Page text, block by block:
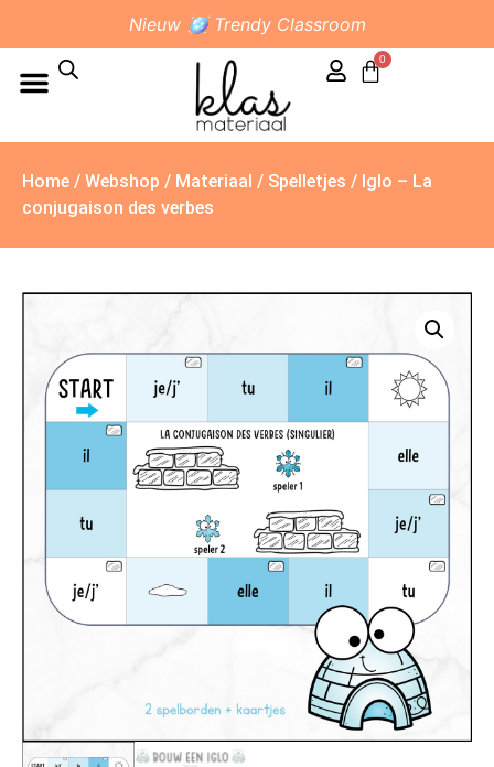
Nieuw 🪩 Trendy Classroom
0
Home / Webshop / Materiaal / Spelletjes / Iglo – La
conjugaison des verbes